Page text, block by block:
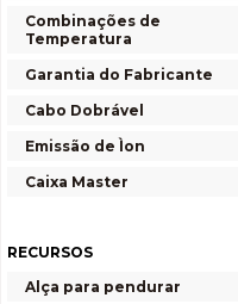
Combinações de
Temperatura
Garantia do Fabricante
Cabo Dobrável
Emissão de Ìon
Caixa Master
RECURSOS
Alça para pendurar